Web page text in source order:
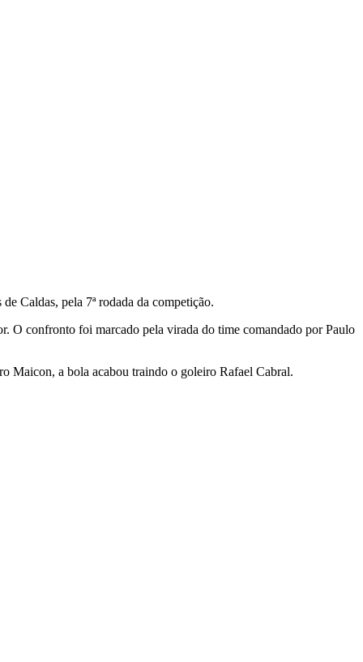
Caldas, pela 7ª rodada da competição.
O confronto foi marcado pela virada do time comandado por Paulo
Maicon, a bola acabou traindo o goleiro Rafael Cabral.